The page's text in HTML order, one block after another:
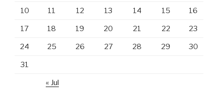
10 11 12 13 14 15 16
17 18 19 20 21 22 23
24 25 26 27 28 29 30
31
« Jul